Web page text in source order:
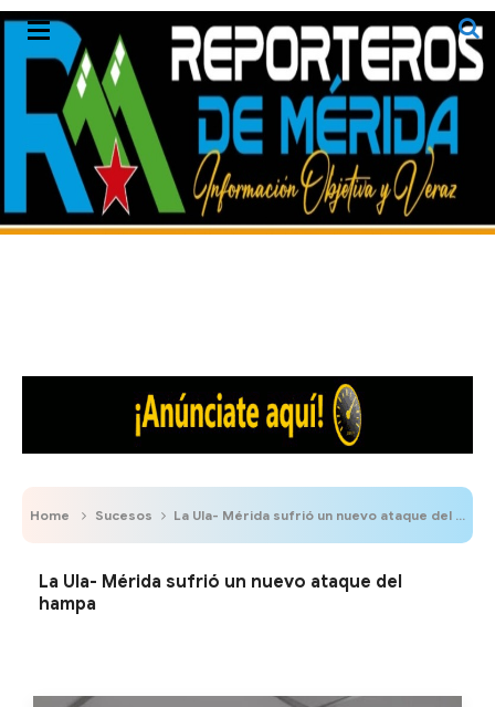
Home Sucesos La Ula- Mérida sufrió un nuevo ataque del hampa
La Ula- Mérida sufrió un nuevo ataque del
hampa